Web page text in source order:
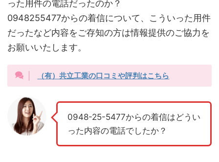
った用件の電話だったのか？
0948255477からの着信について、こういった用件
だったなど内容をご存知の方は情報提供のご協力を
お願いいたします。
（有）共立工業の口コミや評判はこちら
0948-25-5477からの着信はどうい
った内容の電話でしたか？